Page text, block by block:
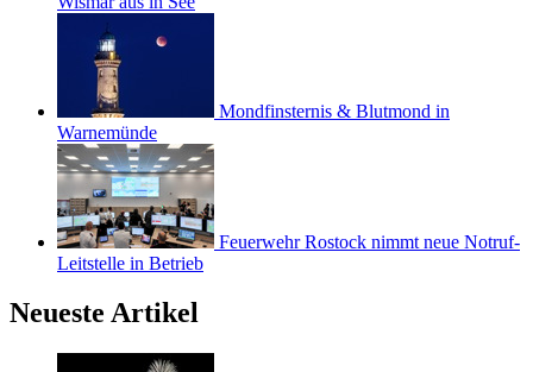
Mondfinsternis & Blutmond in
Warnemünde
Feuerwehr Rostock nimmt neue Notruf-
Leitstelle in Betrieb
Neueste Artikel